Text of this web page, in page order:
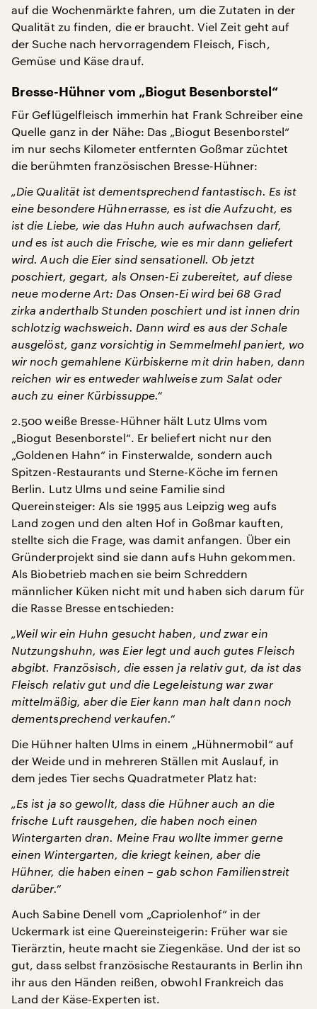
auf die Wochenmärkte fahren, um die Zutaten in der
Qualität zu finden, die er braucht. Viel Zeit geht auf
der Suche nach hervorragendem Fleisch, Fisch,
Gemüse und Käse drauf.
Bresse-Hühner vom „Biogut Besenborstel“
Für Geflügelfleisch immerhin hat Frank Schreiber eine
Quelle ganz in der Nähe: Das „Biogut Besenborstel“
im nur sechs Kilometer entfernten Goßmar züchtet
die berühmten französischen Bresse-Hühner:
„Die Qualität ist dementsprechend fantastisch. Es ist
eine besondere Hühnerrasse, es ist die Aufzucht, es
ist die Liebe, wie das Huhn auch aufwachsen darf,
und es ist auch die Frische, wie es mir dann geliefert
wird. Auch die Eier sind sensationell. Ob jetzt
poschiert, gegart, als Onsen-Ei zubereitet, auf diese
neue moderne Art: Das Onsen-Ei wird bei 68 Grad
zirka anderthalb Stunden poschiert und ist innen drin
schlotzig wachsweich. Dann wird es aus der Schale
ausgelöst, ganz vorsichtig in Semmelmehl paniert, wo
wir noch gemahlene Kürbiskerne mit drin haben, dann
reichen wir es entweder wahlweise zum Salat oder
auch zu einer Kürbissuppe.“
2.500 weiße Bresse-Hühner hält Lutz Ulms vom
„Biogut Besenborstel“. Er beliefert nicht nur den
„Goldenen Hahn“ in Finsterwalde, sondern auch
Spitzen-Restaurants und Sterne-Köche im fernen
Berlin. Lutz Ulms und seine Familie sind
Quereinsteiger: Als sie 1995 aus Leipzig weg aufs
Land zogen und den alten Hof in Goßmar kauften,
stellte sich die Frage, was damit anfangen. Über ein
Gründerprojekt sind sie dann aufs Huhn gekommen.
Als Biobetrieb machen sie beim Schreddern
männlicher Küken nicht mit und haben sich darum für
die Rasse Bresse entschieden:
„Weil wir ein Huhn gesucht haben, und zwar ein
Nutzungshuhn, was Eier legt und auch gutes Fleisch
abgibt. Französisch, die essen ja relativ gut, da ist das
Fleisch relativ gut und die Legeleistung war zwar
mittelmäßig, aber die Eier kann man halt dann noch
dementsprechend verkaufen.“
Die Hühner halten Ulms in einem „Hühnermobil“ auf
der Weide und in mehreren Ställen mit Auslauf, in
dem jedes Tier sechs Quadratmeter Platz hat:
„Es ist ja so gewollt, dass die Hühner auch an die
frische Luft rausgehen, die haben noch einen
Wintergarten dran. Meine Frau wollte immer gerne
einen Wintergarten, die kriegt keinen, aber die
Hühner, die haben einen – gab schon Familienstreit
darüber.“
Auch Sabine Denell vom „Capriolenhof“ in der
Uckermark ist eine Quereinsteigerin: Früher war sie
Tierärztin, heute macht sie Ziegenkäse. Und der ist so
gut, dass selbst französische Restaurants in Berlin ihn
ihr aus den Händen reißen, obwohl Frankreich das
Land der Käse-Experten ist.